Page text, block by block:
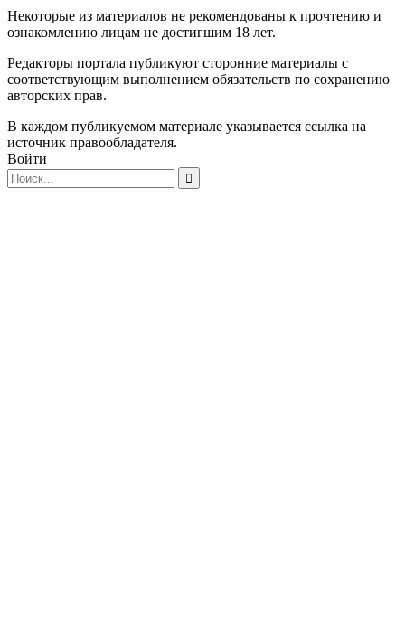
Некоторые из материалов не рекомендованы к прочтению и
ознакомлению лицам не достигшим 18 лет.
Редакторы портала публикуют сторонние материалы с
соответствующим выполнением обязательств по сохранению
авторских прав.
В каждом публикуемом материале указывается ссылка на
источник правообладателя.
Войти